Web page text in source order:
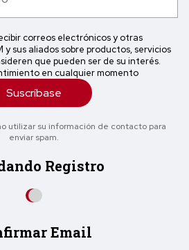
correos electrónicos y otras
y sus aliados sobre productos, servicios
que pueden ser de su interés.
en cualquier momento
Suscríbase
utilizar su información de contacto para
enviar spam.
Registro
Email